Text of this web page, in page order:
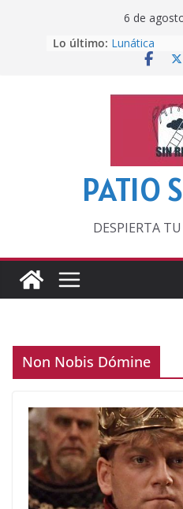
6 de
Lo último: Lunática
Pero, hasta
‘La broma
lecturas
Otra del
PATIO
DESPIERTA
Non Nobis Dómine